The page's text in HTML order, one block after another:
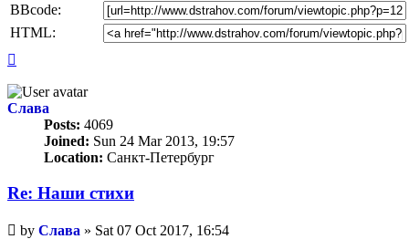
BBcode:
HTML:
Слава
Posts: 4069
Joined: Sun 24 Mar 2013, 19:57
Location: Санкт-Петербург
Re: Наши стихи
Unread
by Слава » Sat 07 Oct 2017, 16:54